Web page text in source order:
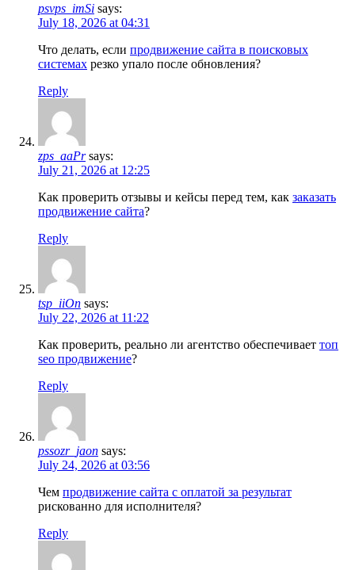
psvps_imSi says:
July 18, 2026 at 04:31
Что делать, если продвижение сайта в поисковых
системах резко упало после обновления?
Reply
zps_aaPr says:
July 21, 2026 at 12:25
Как проверить отзывы и кейсы перед тем, как заказать
продвижение сайта?
Reply
tsp_iiOn says:
July 22, 2026 at 11:22
Как проверить, реально ли агентство обеспечивает топ
seo продвижение?
Reply
pssozr_jaon says:
July 24, 2026 at 03:56
Чем продвижение сайта с оплатой за результат
рискованно для исполнителя?
Reply